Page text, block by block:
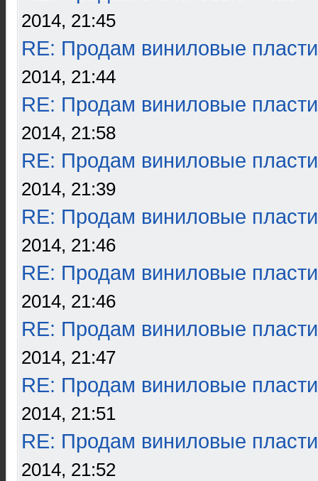
2014, 21:45
RE: Продам виниловые
2014, 21:44
RE: Продам виниловые
2014, 21:58
RE: Продам виниловые
2014, 21:39
RE: Продам виниловые
2014, 21:46
RE: Продам виниловые
2014, 21:46
RE: Продам виниловые
2014, 21:47
RE: Продам виниловые
2014, 21:51
RE: Продам виниловые
2014, 21:52